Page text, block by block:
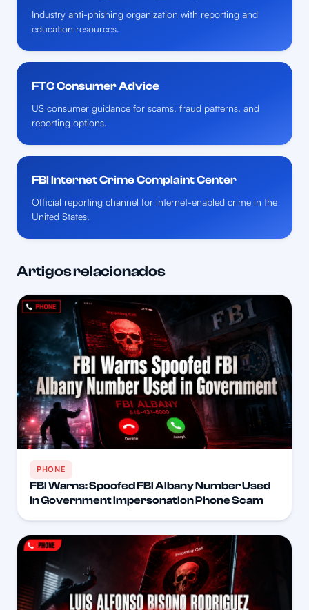
Industry anti-phishing organization with reporting and
education resources.
FTC Consumer Advice
US consumer guidance for scams, fraud patterns, and
reporting options.
FBI Internet Crime Complaint Center
Official reporting channel for internet-enabled crime in the
United States.
Artigos relacionados
PHONE
FBI Warns: Spoofed FBI Albany Number Used
in Government Impersonation Phone Scam